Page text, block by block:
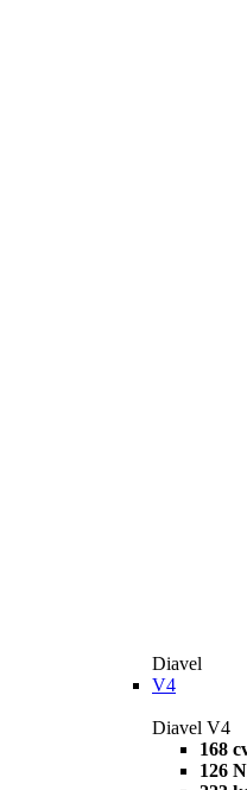
Diavel
V4
Diavel V4
168
126